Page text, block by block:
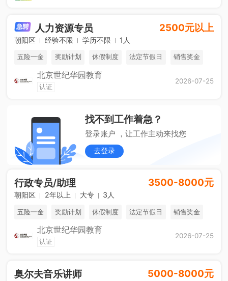
人力资源专员 2500元以上
朝阳区 经验不限 学历不限 1人
五险一金 奖励计划 休假制度 法定节假日 销售奖金
免费进修 海外游学 综合补贴
北京世纪华园教育
认证
2026-07-25
找不到工作着急？
登录账户 ，让工作主动来找您
去登录
行政专员/助理 3500-8000元
朝阳区 2年以上 大专 3人
五险一金 奖励计划 休假制度 法定节假日 销售奖金
免费进修 海外游学 综合补贴
北京世纪华园教育
认证
2026-07-25
奥尔夫音乐讲师 5000-8000元